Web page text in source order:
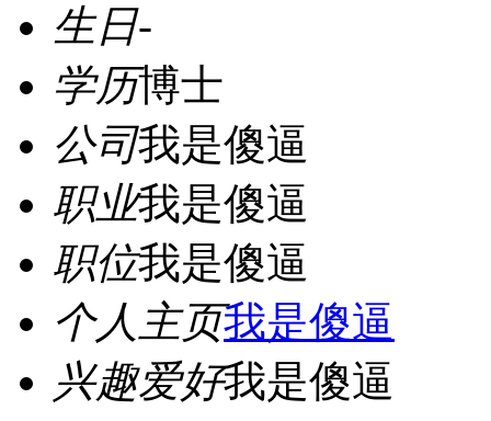
生日-
学历博士
公司我是傻逼
职业我是傻逼
职位我是傻逼
个人主页我是傻逼
兴趣爱好我是傻逼